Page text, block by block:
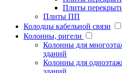
Плиты
Плиты ПП
Колодцы кабельной связи
Колонны, ригели
Колонны для
зданий
Колонны для
зданий